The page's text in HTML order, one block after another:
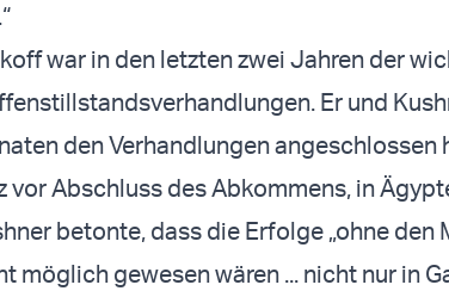
war in den letzten zwei Jahren der
Er und
den Verhandlungen
vor Abschluss des Abkommens, in
betonte, dass die Erfolge „ohne den
möglich gewesen wären ... nicht nur in